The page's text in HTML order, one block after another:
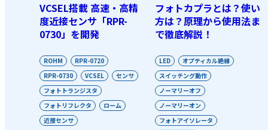
VCSEL搭載 高速・高精
度近接センサ「RPR-
0730」を開発
ROHM
RPR-0720
RPR-0730
VCSEL
センサ
フォトトランジスタ
フォトリフレクタ
ローム
近接センサ
フォトカプラとは？使い
方は？原理から使用法ま
で徹底解説！
LED
オプティカル絶縁
スイッチング動作
ノーマリーオフ
ノーマリーオン
フォトアイソレータ